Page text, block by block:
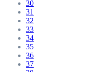
30
31
32
33
34
35
36
37